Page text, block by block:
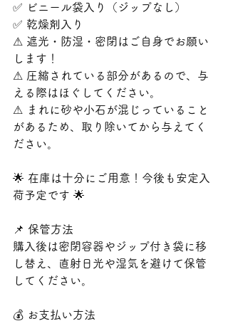
✅ ビニール袋入り（ジップなし）
✅ 乾燥剤入り
⚠ 遮光・防湿・密閉はご自身でお願い
します！
⚠ 圧縮されている部分があるので、与
える際はほぐしてください。
⚠ まれに砂や小石が混じっていること
があるため、取り除いてから与えてく
ださい。
🌟 在庫は十分にご用意！今後も安定入
荷予定です 🌟
📌 保管方法
購入後は密閉容器やジップ付き袋に移
し替え、直射日光や湿気を避けて保管
してください。
💰 お支払い方法